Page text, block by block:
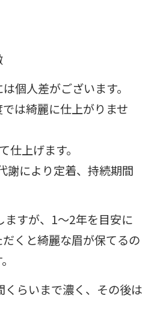
個人差がございます。
は綺麗に仕上がりませ
仕上げます。
謝により定着、持続期間
すが、1〜2年を目安に
くと綺麗な眉が保てるの
らいまで濃く、その後は